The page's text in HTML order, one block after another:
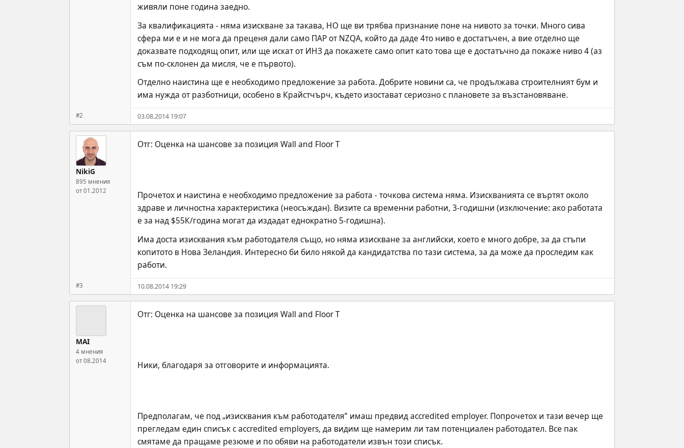
#2
живяли поне година заедно.
За квалификацията - няма изискване за такава, НО ще ви трябва признание поне на нивото за точки. Много сива
сфера ми е и не мога да преценя дали само ПАР от NZQA, който да даде 4то ниво е достатъчен, а вие отделно ще
доказвате подходящ опит, или ще искат от ИНЗ да покажете само опит като това ще е достатъчно да покаже ниво 4 (аз
съм по-склонен да мисля, че е първото).
Отделно наистина ще е необходимо предложение за работа. Добрите новини са, че продължава строителният бум и
има нужда от разботници, особено в Крайстчърч, където изостават сериозно с плановете за възстановяване.
03.08.2014 19:07
NikiG
895 мнения
от 01.2012
#3
Прочетох и наистина е необходимо предложение за работа - точкова система няма. Изискванията се въртят около
здраве и личностна характеристика (неосъждан). Визите са временни работни, 3-годишни (изключение: ако работата
е за над $55К/година могат да издадат еднократно 5-годишна).
Има доста изисквания към работодателя също, но няма изискване за английски, което е много добре, за да стъпи
копитото в Нова Зеландия. Интересно би било някой да кандидатства по тази система, за да може да проследим как
работи.
10.08.2014 19:29
MAI
4 мнения
от 08.2014
Предполагам, че под „изисквания към работодателя” имаш предвид accredited employer. Попрочетох и тази вечер ще
прегледам един списък с accredited employers, да видим ще намерим ли там потенциален работодател. Все пак